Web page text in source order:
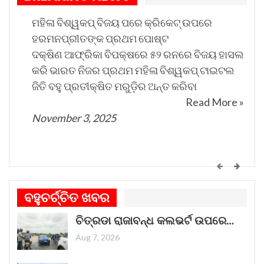
ଡଙ୍ଗାକୁ ପାଣି ଭିତରୁ କାଢିଛନ୍ତି।
ମହିଳା ବିଶ୍ୱକପ୍ ବିଜୟ ପରେ କ୍ରିକେଟ୍ ଉପରେ
ହରମନପ୍ରୀତଙ୍କ ପ୍ରଥମ ପୋଷ୍ଟ
ଦକ୍ଷିଣ ଆଫ୍ରିକା ବିପକ୍ଷରେ ୫୨ ରନରେ ବିଜୟ ହାସଲ
କରି ଭାରତ ନିଜର ପ୍ରଥମ ମହିଳା ବିଶ୍ୱକପ୍ ଟାଇଟଲ
ଜିତି ବହୁ ପ୍ରତୀକ୍ଷିତ ମରୁଡ଼ିର ଅନ୍ତ କରିବା
Read More »
November 3, 2025
କେମିତି ଚାଲିଛି କଟକ ଐତିହାସିକ ବାଲିଯାତ୍ରା ପ୍ରସ୍ତୁତି
ଗୀତଟି କାନରେ ପଡ଼ିଲେ, ଆଖି ଆଗରେ ନାଚିଯାଏ
ଓଡ଼ିଶାର ନୌବାଣିଜ୍ୟ ପରମ୍ପରା । ଓଡ଼ିଶାର ପ୍ରାଚୀନ
ନାମ କଳିଙ୍ଗ । ପ୍ରାଚୀନ କଳିଙ୍ଗକୁ ସମୃଦ୍ଧ କରିଥିଲା
ନୌବାଣିଜ୍ୟ
November 1, 2025
ବହୁଚର୍ଚ୍ଚିତ ଖବର
ଚିତ୍ରଡା ରାଜାବନ୍ଧ କଲଭର୍ଟ ଉପରେ…
Aug 7, 2026